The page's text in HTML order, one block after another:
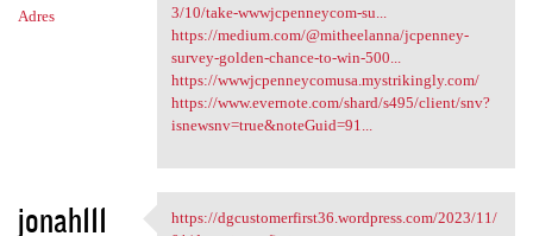
Adres
3/10/take-wwwjcpenneycom-su...
https://medium.com/@mitheelanna/jcpenney-
survey-golden-chance-to-win-500...
https://wwwjcpenneycomusa.mystrikingly.com/
https://www.evernote.com/shard/s495/client/snv?
isnewsnv=true&noteGuid=91...
jonah111
https://dgcustomerfirst36.wordpress.com/2023/11/